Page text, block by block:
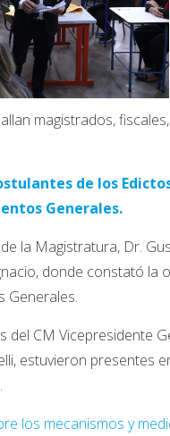
magistrados,
de los
Generales.
la Magistratura, Dr.
donde constató
Generales.
del CM Vicepresidente
, estuvieron presentes
los mecanismos y